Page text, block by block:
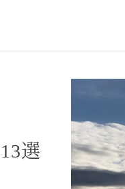
選